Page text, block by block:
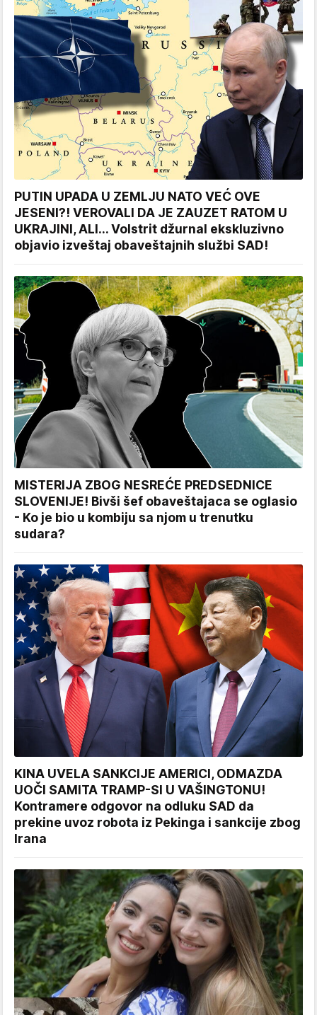
PUTIN UPADA U ZEMLJU NATO VEĆ OVE
JESENI?! VEROVALI DA JE ZAUZET RATOM U
UKRAJINI, ALI... Volstrit džurnal ekskluzivno
objavio izveštaj obaveštajnih službi SAD!
MISTERIJA ZBOG NESREĆE PREDSEDNICE
SLOVENIJE! Bivši šef obaveštajaca se oglasio
- Ko je bio u kombiju sa njom u trenutku
sudara?
KINA UVELA SANKCIJE AMERICI, ODMAZDA
UOČI SAMITA TRAMP-SI U VAŠINGTONU!
Kontramere odgovor na odluku SAD da
prekine uvoz robota iz Pekinga i sankcije zbog
Irana